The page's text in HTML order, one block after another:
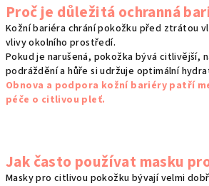
Proč je důležitá ochranná
Kožní bariéra chrání pokožku před ztrátou
vlivy okolního prostředí.
Pokud je narušená, pokožka bývá citlivější,
podráždění a hůře si udržuje optimální
Obnova a podpora kožní bariéry patří
péče o citlivou pleť.
Jak často používat masku
Masky pro citlivou pokožku bývají velmi